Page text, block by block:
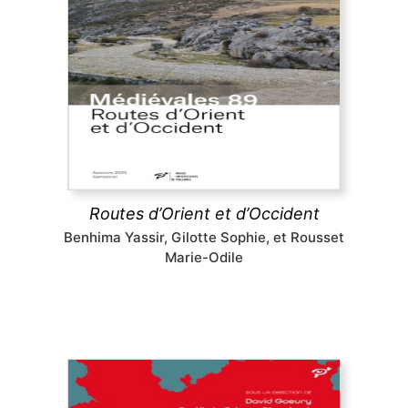
Routes d’Orient et d’Occident
Benhima Yassir, Gilotte Sophie, et Rousset
Marie-Odile
Routes d’Orient et d’Occident
Pèlerins, marchands et autres voyageurs sillonnent
les routes médiévales, y compris dans des espaces
inhospitaliers, ignorant sans doute que les
infrastructures routières qu’ils empruntaient ont fait
découvrir